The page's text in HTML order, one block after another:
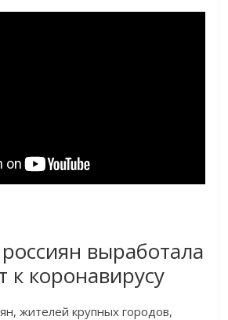
выработала
к коронавирусу
жителей крупных городов,